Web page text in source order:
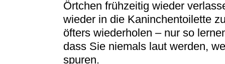
Örtchen frühzeitig wieder
wieder in die Kaninchentoilette
öfters wiederholen – nur so
dass Sie niemals laut werden,
spuren.